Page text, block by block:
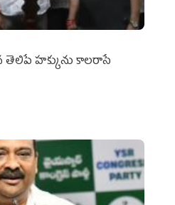
హక్కును కాలరాసే